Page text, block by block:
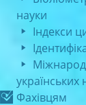
науки
Індекси
Фахівцям